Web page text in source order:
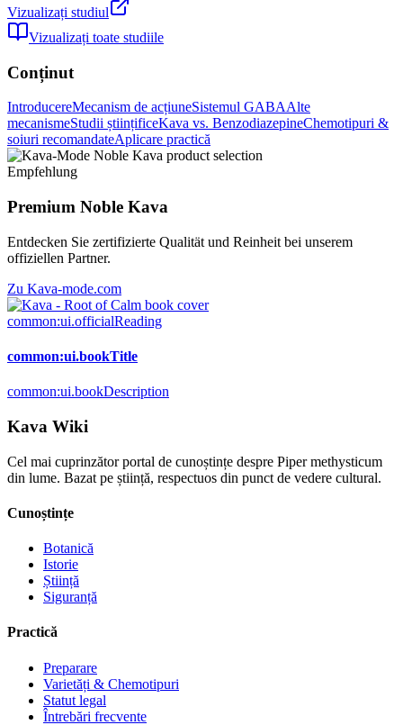
Vizualizați studiul
Vizualizați toate studiile
Conținut
IntroducereMecanism de acțiuneSistemul GABAAlte
mecanismeStudii științificeKava vs. BenzodiazepineChemotipuri &
soiuri recomandateAplicare practică
Empfehlung
Premium Noble Kava
Entdecken Sie zertifizierte Qualität und Reinheit bei unserem
offiziellen Partner.
Zu Kava-mode.com
common:ui.officialReading
common:ui.bookTitle
common:ui.bookDescription
Kava Wiki
Cel mai cuprinzător portal de cunoștințe despre Piper methysticum
din lume. Bazat pe știință, respectuos din punct de vedere cultural.
Cunoștințe
Botanică
Istorie
Știință
Siguranță
Practică
Preparare
Varietăți & Chemotipuri
Statut legal
Întrebări frecvente